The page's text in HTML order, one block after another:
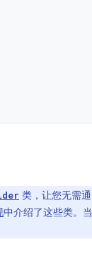
类，让您无需通
中介绍了这些类。当